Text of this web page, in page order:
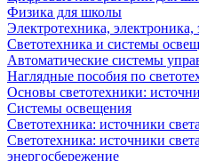
Физика для школы
Электротехника, электроника,
Светотехника и системы
Автоматические системы
Наглядные пособия по
Основы светотехники:
Системы освещения
Светотехника: источники
Светотехника: источники
энергосбережение